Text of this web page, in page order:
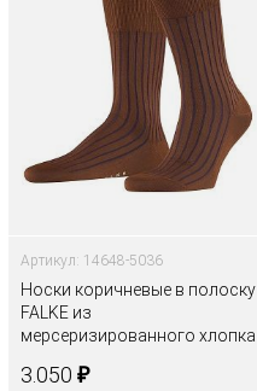
Артикул: 14648-5036
Носки коричневые в полоску
FALKE из
мерсеризированного хлопка
3.050 ₽